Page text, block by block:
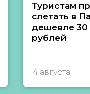
Туристам
слетать в
дешевле 30
рублей
4 августа